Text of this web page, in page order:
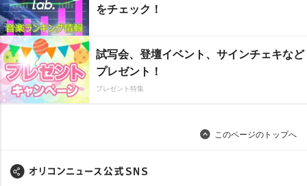
をチェック！
試写会、登壇イベント、サインチェキなど
プレゼント！
プレゼント特集
このページのトップへ